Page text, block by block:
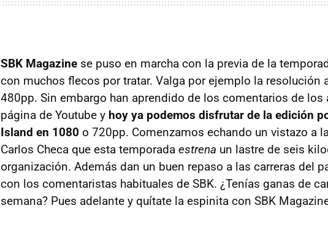
SBK Magazine se puso en marcha con la previa de la
con muchos flecos por tratar. Valga por ejemplo la resolución
480pp. Sin embargo han aprendido de los comentarios de los
página de Youtube y hoy ya podemos disfrutar de la edición
Island en 1080 o 720pp. Comenzamos echando un vistazo a
Carlos Checa que esta temporada estrena un lastre de seis
organización. Además dan un buen repaso a las carreras del
con los comentaristas habituales de SBK. ¿Tenías ganas de
semana? Pues adelante y quítate la espinita con SBK